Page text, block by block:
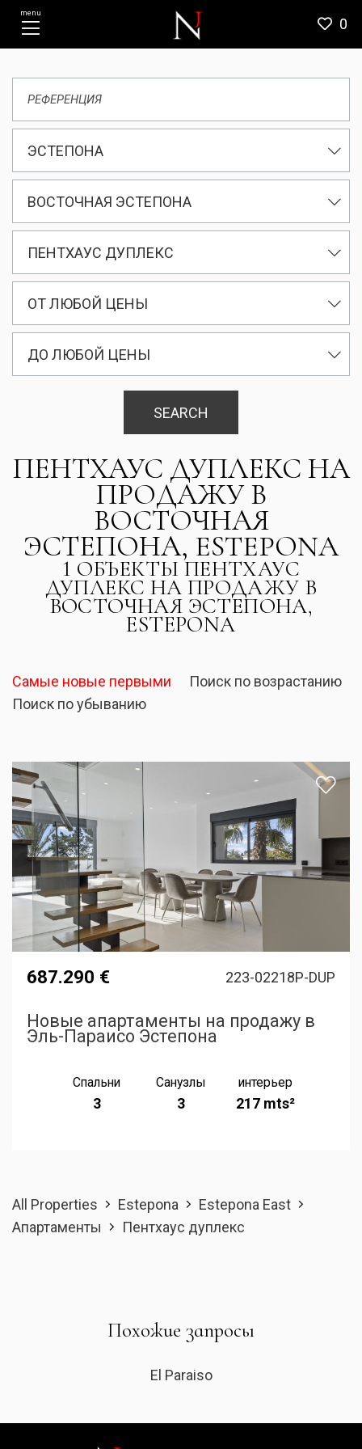
menu
0
ЭСТЕПОНА
ВОСТОЧНАЯ ЭСТЕПОНА
ПЕНТХАУС ДУПЛЕКС
ОТ ЛЮБОЙ ЦЕНЫ
ДО ЛЮБОЙ ЦЕНЫ
SEARCH
ПЕНТХАУС ДУПЛЕКС НА
ПРОДАЖУ В
ВОСТОЧНАЯ
ЭСТЕПОНА, ESTEPONA
1 ОБЪЕКТЫ ПЕНТХАУС
ДУПЛЕКС НА ПРОДАЖУ В
ВОСТОЧНАЯ ЭСТЕПОНА,
ESTEPONA
Самые новые первыми
Поиск по возрастанию
Поиск по убыванию
687.290 € 223-02218P-DUP
Новые апартаменты на продажу в
Эль-Параисо Эстепона
Спальни
3
Санузлы
3
интерьер
217 mts²
All Properties Estepona
Estepona East
Апартаменты
Пентхаус дуплекс
Похожие запросы
El Paraiso